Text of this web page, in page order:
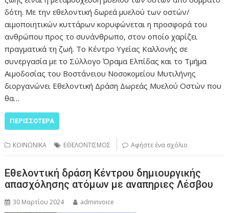
δότη. Με την εθελοντική δωρεά μυελού των οστών/
αιμοποιητικών κυττάρων κορυφώνεται η προσφορά του
ανθρώπου προς το συνάνθρωπο, στον οποίο χαρίζει
πραγματικά τη ζωή. Το Κέντρο Υγείας Καλλονής σε
συνεργασία με το Σύλλογο Όραμα Ελπίδας και το Τμήμα
Αιμοδοσίας του Βοστάνειου Νοσοκομείου Μυτιλήνης
διοργανώνει Εθελοντική Δράση Δωρεάς Μυελού Οστών που
θα…
ΠΕΡΙΣΣΌΤΕΡΑ
ΚΟΙΝΩΝΙΚΑ ΕΘΕΛΟΝΤΙΣΜΟΣ Αφήστε ένα σχόλιο
Εθελοντική δράση Κέντρου δημιουργικής
απασχόλησης ατόμων με αναπηριες Λέσβου
30 Μαρτίου 2024 adminvoice